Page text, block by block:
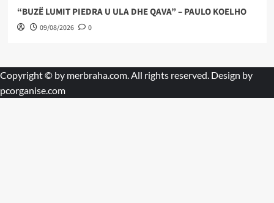
“BUZË LUMIT PIEDRA U ULA DHE QAVA” – PAULO KOELHO
09/08/2026 0
Copyright © by merbraha.com. All rights reserved. Design by
pcorganise.com